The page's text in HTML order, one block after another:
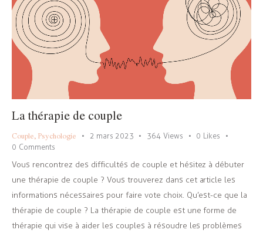
La thérapie de couple
Couple, Psychologie 2 mars 2023 364 Views 0
Likes
0 Comments
Vous rencontrez des difficultés de couple et hésitez à débuter
une thérapie de couple ? Vous trouverez dans cet article les
informations nécessaires pour faire vote choix. Qu’est-ce que la
thérapie de couple ? La thérapie de couple est une forme de
thérapie qui vise à aider les couples à résoudre les problèmes